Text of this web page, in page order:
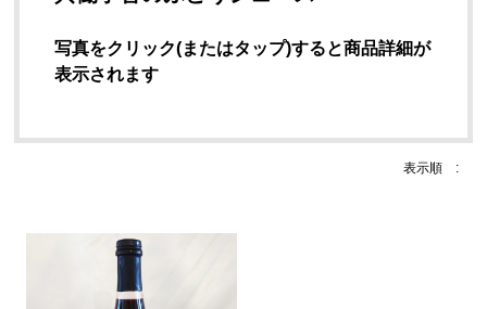
ラクレット
フロマージュ・フレ
シントコ
フロマージュ・ブラン
写真をクリック(またはタップ)すると商品詳細が
表示されます
表示順 :